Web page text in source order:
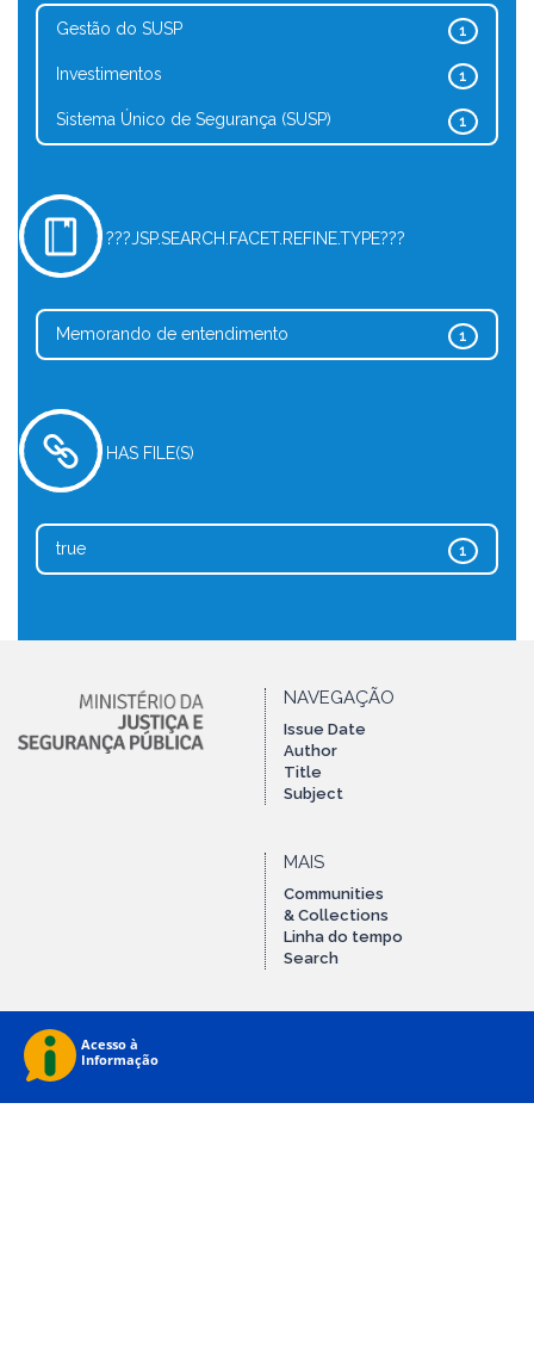
1
Gestão do SUSP
1
Investimentos
1
Sistema Único de Segurança (SUSP)
???JSP.SEARCH.FACET.REFINE.TYPE???
1
Memorando de entendimento
HAS FILE(S)
1
true
NAVEGAÇÃO
Issue Date
Author
Title
Subject
MAIS
Communities
& Collections
Linha do tempo
Search